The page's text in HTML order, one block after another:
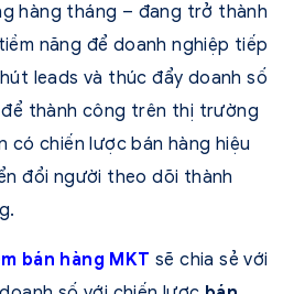
hàng tháng – đang trở thành
năng để doanh nghiệp tiếp
leads và thúc đẩy doanh số
để thành công trên thị trường
có chiến lược bán hàng hiệu
đổi người theo dõi thành
bán hàng MKT sẽ chia sẻ với